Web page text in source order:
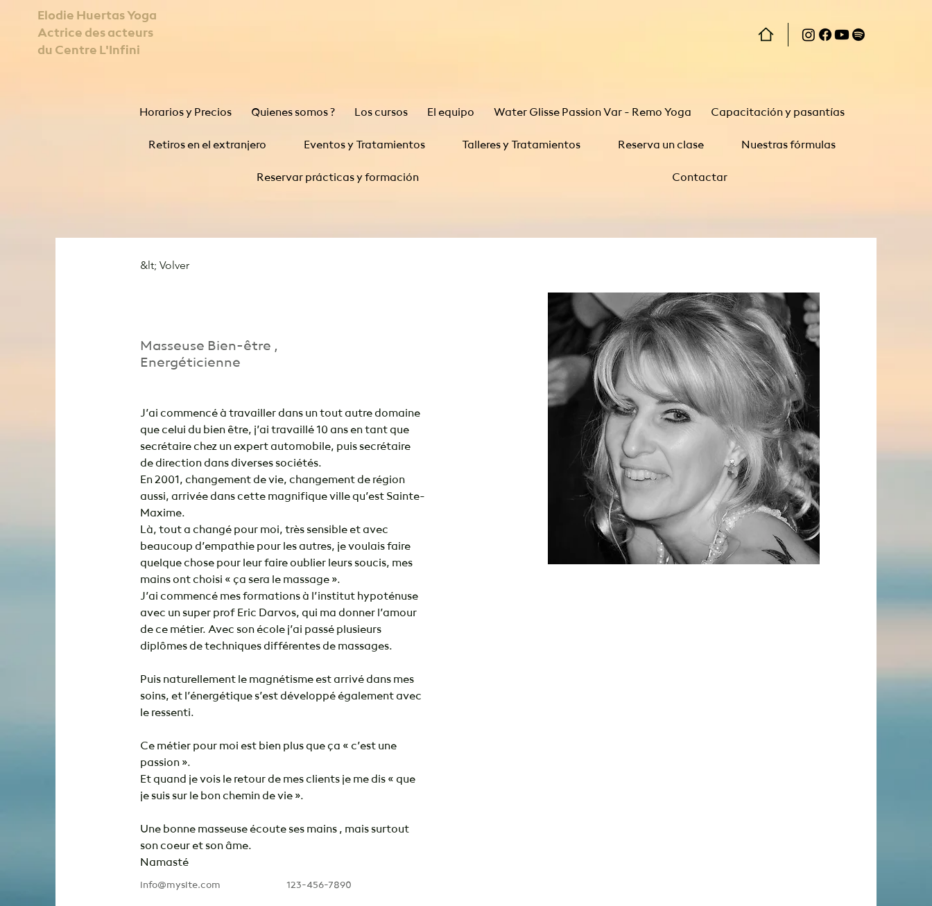
Elodie Huertas Yoga
Actrice des acteurs
du Centre L'Infini
Horarios y Precios Quienes somos ? Los cursos El equipo Water Glisse Passion Var - Remo Yoga Capacitación y pasantías
Retiros en el extranjero Eventos y Tratamientos Talleres y Tratamientos Reserva un clase Nuestras fórmulas
Reservar prácticas y formación Contactar
&lt; Volver
Masseuse Bien-être ,
Energéticienne
J’ai commencé à travailler dans un tout autre domaine
que celui du bien être, j’ai travaillé 10 ans en tant que
secrétaire chez un expert automobile, puis secrétaire
de direction dans diverses sociétés.
En 2001, changement de vie, changement de région
aussi, arrivée dans cette magnifique ville qu’est Sainte-
Maxime.
Là, tout a changé pour moi, très sensible et avec
beaucoup d’empathie pour les autres, je voulais faire
quelque chose pour leur faire oublier leurs soucis, mes
mains ont choisi « ça sera le massage ».
J’ai commencé mes formations à l’institut hypoténuse
avec un super prof Eric Darvos, qui ma donner l’amour
de ce métier. Avec son école j’ai passé plusieurs
diplômes de techniques différentes de massages.
Puis naturellement le magnétisme est arrivé dans mes
soins, et l’énergétique s’est développé également avec
le ressenti.
Ce métier pour moi est bien plus que ça « c’est une
passion ».
Et quand je vois le retour de mes clients je me dis « que
je suis sur le bon chemin de vie ».
Une bonne masseuse écoute ses mains , mais surtout
son coeur et son âme.
Namasté
info@mysite.com 123-456-7890